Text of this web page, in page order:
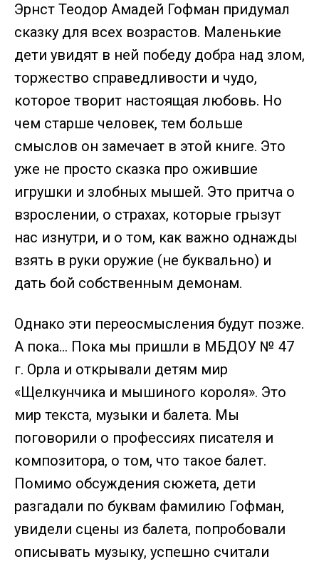
Эрнст Теодор Амадей Гофман придумал
сказку для всех возрастов. Маленькие
дети увидят в ней победу добра над злом,
торжество справедливости и чудо,
которое творит настоящая любовь. Но
чем старше человек, тем больше
смыслов он замечает в этой книге. Это
уже не просто сказка про ожившие
игрушки и злобных мышей. Это притча о
взрослении, о страхах, которые грызут
нас изнутри, и о том, как важно однажды
взять в руки оружие (не буквально) и
дать бой собственным демонам.
Однако эти переосмысления будут позже.
А пока… Пока мы пришли в МБДОУ № 47
г. Орла и открывали детям мир
«Щелкунчика и мышиного короля». Это
мир текста, музыки и балета. Мы
поговорили о профессиях писателя и
композитора, о том, что такое балет.
Помимо обсуждения сюжета, дети
разгадали по буквам фамилию Гофман,
увидели сцены из балета, попробовали
описывать музыку, успешно считали